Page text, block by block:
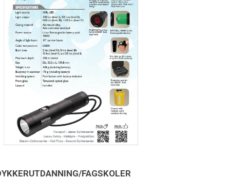
FAGSKOLER